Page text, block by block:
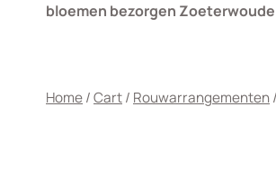
bloemen bezorgen
Home/Cart/ Rouwarrangementen/